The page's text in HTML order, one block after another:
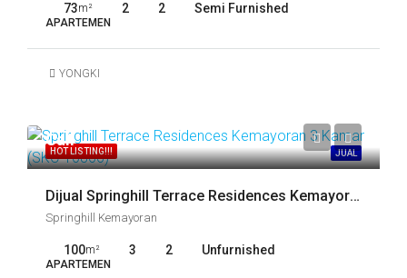
73m² 2 2 Semi Furnished
APARTEMEN
YONGKI
HOT LISTING!!! JUAL
Call
Dijual Springhill Terrace Residences Kemayoran 3 Kamar (SKC-10866)
Springhill Kemayoran
100m² 3 2 Unfurnished
APARTEMEN